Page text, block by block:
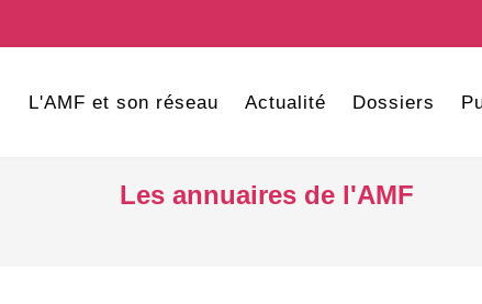
L'AMF et son réseau Actualité Dossiers
Les annuaires de l'AMF